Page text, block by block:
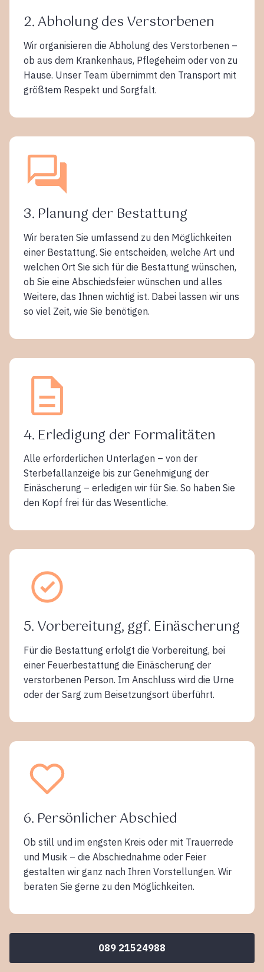
2. Abholung des Verstorbenen
Wir organisieren die Abholung des Verstorbenen –
ob aus dem Krankenhaus, Pflegeheim oder von zu
Hause. Unser Team übernimmt den Transport mit
größtem Respekt und Sorgfalt.
3. Planung der Bestattung
Wir beraten Sie umfassend zu den Möglichkeiten
einer Bestattung. Sie entscheiden, welche Art und
welchen Ort Sie sich für die Bestattung wünschen,
ob Sie eine Abschiedsfeier wünschen und alles
Weitere, das Ihnen wichtig ist. Dabei lassen wir uns
so viel Zeit, wie Sie benötigen.
4. Erledigung der Formalitäten
Alle erforderlichen Unterlagen – von der
Sterbefallanzeige bis zur Genehmigung der
Einäscherung – erledigen wir für Sie. So haben Sie
den Kopf frei für das Wesentliche.
5. Vorbereitung, ggf. Einäscherung
Für die Bestattung erfolgt die Vorbereitung, bei
einer Feuerbestattung die Einäscherung der
verstorbenen Person. Im Anschluss wird die Urne
oder der Sarg zum Beisetzungsort überführt.
6. Persönlicher Abschied
Ob still und im engsten Kreis oder mit Trauerrede
und Musik – die Abschiednahme oder Feier
gestalten wir ganz nach Ihren Vorstellungen. Wir
beraten Sie gerne zu den Möglichkeiten.
089 21524988